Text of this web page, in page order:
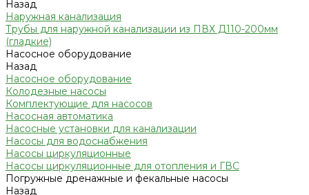
Назад
Наружная канализация
Трубы для наружной канализации из ПВХ Д110-200мм
(гладкие)
Насосное оборудование
Назад
Насосное оборудование
Колодезные насосы
Комплектующие для насосов
Насосная автоматика
Насосные установки для канализации
Насосы для водоснабжения
Насосы циркуляционные
Насосы циркуляционные для отопления и ГВС
Погружные дренажные и фекальные насосы
Назад